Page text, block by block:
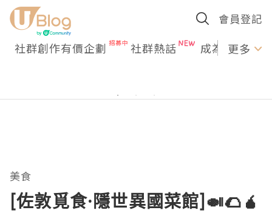
會員登記
社群創作有價企劃 社群熱話 成為U更多
美食
[佐敦覓食·隱世異國菜館]🍛🌮🧉